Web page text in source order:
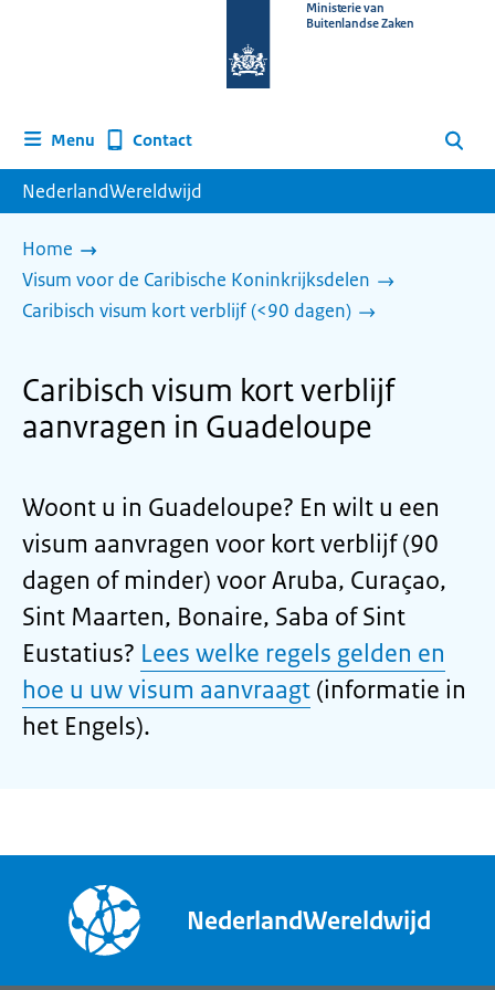
homepage
Ministerie van
Buitenlandse Zaken
Menu Contact Zoeken
NederlandWereldwijd
Home
Visum voor de Caribische Koninkrijksdelen
Caribisch visum kort verblijf (<90 dagen)
Caribisch visum kort verblijf
aanvragen in Guadeloupe
Woont u in Guadeloupe? En wilt u een
visum aanvragen voor kort verblijf (90
dagen of minder) voor Aruba, Curaçao,
Sint Maarten, Bonaire, Saba of Sint
Eustatius? Lees welke regels gelden en
hoe u uw visum aanvraagt (informatie in
het Engels).
NederlandWereldwijd